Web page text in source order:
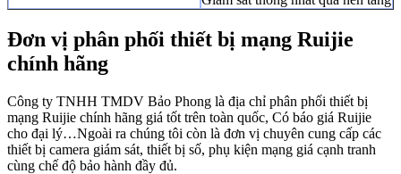
Đơn vị phân phối thiết bị mạng Ruijie
chính hãng
Công ty TNHH TMDV Bảo Phong là địa chỉ phân phối thiết bị
mạng Ruijie chính hãng giá tốt trên toàn quốc, Có báo giá Ruijie
cho đại lý…Ngoài ra chúng tôi còn là đơn vị chuyên cung cấp các
thiết bị camera giám sát, thiết bị số, phụ kiện mạng giá cạnh tranh
cùng chế độ bảo hành đầy đủ.